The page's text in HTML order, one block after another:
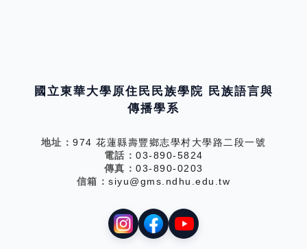
國立東華大學原住民民族學院 民族語言與
傳播學系
地址：974 花蓮縣壽豐鄉志學村大學路二段一號
電話： 03-890-5824
傳真： 03-890-0203
信箱：siyu@gms.ndhu.edu.tw